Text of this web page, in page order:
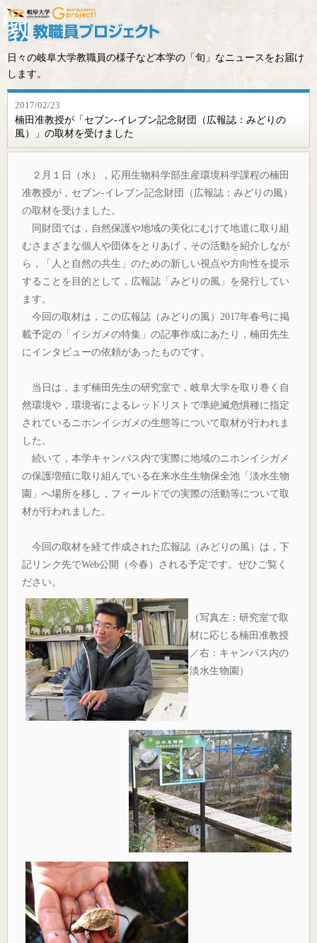
日々の岐阜大学教職員の様子など本学の「旬」なニュースをお届け
します。
2017/02/23
楠田准教授が「セブン‐イレブン記念財団（広報誌：みどりの
風）」の取材を受けました
２月１日（水），応用生物科学部生産環境科学課程の楠田
准教授が，セブン‐イレブン記念財団（広報誌：みどりの風）
の取材を受けました。
同財団では，自然保護や地域の美化にむけて地道に取り組
むさまざまな個人や団体をとりあげ，その活動を紹介しなが
ら，「人と自然の共生」のための新しい視点や方向性を提示
することを目的として，広報誌「みどりの風」を発行してい
ます。
今回の取材は，この広報誌（みどりの風）2017年春号に掲
載予定の「イシガメの特集」の記事作成にあたり，楠田先生
にインタビューの依頼があったものです。
当日は，まず楠田先生の研究室で，岐阜大学を取り巻く自
然環境や，環境省によるレッドリストで準絶滅危惧種に指定
されているニホンイシガメの生態等について取材が行われま
した。
続いて，本学キャンパス内で実際に地域のニホンイシガメ
の保護増殖に取り組んでいる在来水生生物保全池「淡水生物
園」へ場所を移し，フィールドでの実際の活動等について取
材が行われました。
今回の取材を経て作成された広報誌（みどりの風）は，下
記リンク先でWeb公開（今春）される予定です。ぜひご覧く
ださい。
（写真左：研究室で取
材に応じる楠田准教授
／右：キャンパス内の
淡水生物園）